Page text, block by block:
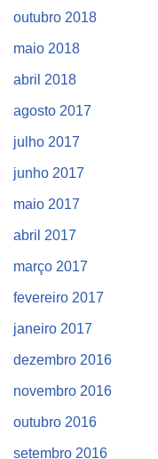
outubro 2018
maio 2018
abril 2018
agosto 2017
julho 2017
junho 2017
maio 2017
abril 2017
março 2017
fevereiro 2017
janeiro 2017
dezembro 2016
novembro 2016
outubro 2016
setembro 2016